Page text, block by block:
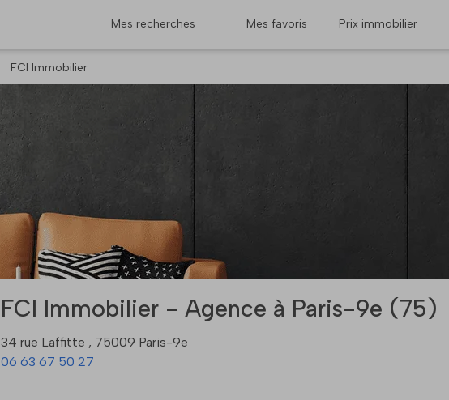
Mes recherches Mes favoris Prix immobilier
FCI Immobilier
FCI Immobilier - Agence à Paris-9e (75)
34 rue Laffitte , 75009 Paris-9e
06 63 67 50 27